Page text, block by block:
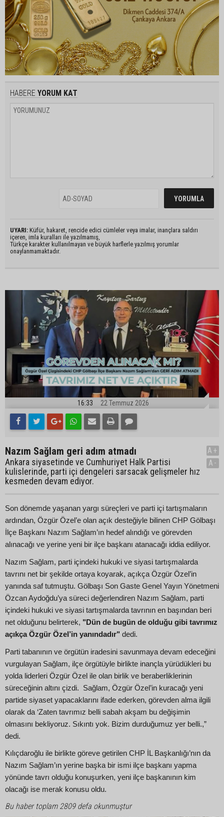
HABERE YORUM KAT
UYARI: Küfür, hakaret, rencide edici cümleler veya imalar, inançlara saldırı
içeren, imla kuralları ile yazılmamış,
Türkçe karakter kullanılmayan ve büyük harflerle yazılmış yorumlar
onaylanmamaktadır.
16:33 22 Temmuz 2026
Nazım Sağlam geri adım atmadı
Ankara siyasetinde ve Cumhuriyet Halk Partisi
kulislerinde, parti içi dengeleri sarsacak gelişmeler hız
kesmeden devam ediyor.
A+
A-
Son dönemde yaşanan yargı süreçleri ve parti içi tartışmaların
ardından, Özgür Özel’e olan açık desteğiyle bilinen CHP Gölbaşı
İlçe Başkanı Nazım Sağlam’ın hedef alındığı ve görevden
alınacağı ve yerine yeni bir ilçe başkanı atanacağı iddia ediliyor.
Nazım Sağlam, parti içindeki hukuki ve siyasi tartışmalarda
tavrını net bir şekilde ortaya koyarak, açıkça Özgür Özel’in
yanında saf tutmuştu. Gölbaşı Son Gaste Genel Yayın Yönetmeni
Özcan Aydoğdu’ya süreci değerlendiren Nazım Sağlam, parti
içindeki hukuki ve siyasi tartışmalarda tavrının en başından beri
net olduğunu belirterek, "Dün de bugün de olduğu gibi tavrımız
açıkça Özgür Özel’in yanındadır" dedi.
Parti tabanının ve örgütün iradesini savunmaya devam edeceğini
vurgulayan Sağlam, ilçe örgütüyle birlikte inançla yürüdükleri bu
yolda liderleri Özgür Özel ile olan birlik ve beraberliklerinin
süreceğinin altını çizdi. Sağlam, Özgür Özel’in kuracağı yeni
partide siyaset yapacaklarını ifade ederken, görevden alma ilgili
olarak da ‘Zaten tavrımız belli sabah akşam bu değişimin
olmasını bekliyoruz. Sıkıntı yok. Bizim durduğumuz yer belli.,”
dedi.
Kılıçdaroğlu ile birlikte göreve getirilen CHP İL Başkanlığı’nın da
Nazım Sağlam’ın yerine başka bir ismi ilçe başkanı yapma
yönünde tavrı olduğu konuşurken, yeni ilçe başkanının kim
olacağı ise merak konusu oldu.
Bu haber toplam 2809 defa okunmuştur